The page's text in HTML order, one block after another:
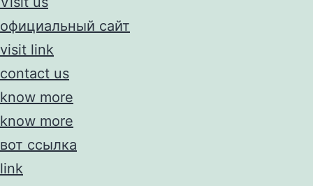
официальный сайт
visit link
contact us
know more
know more
вот ссылка
link